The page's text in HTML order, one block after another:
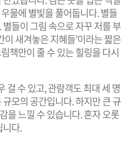
물에 별빛을 풀어둡니다. 별들
들이 그림 속으로 자꾸 저를 부
이 새겨놓은 지혜들’이라는 짧은
책만이 줄 수 있는 힐링을 다시
걸 수 있고, 관람객도 최대 세 명
모의 공간입니다. 하지만 큰 규
을 느낄 수 있습니다. 혼자 오롯
니다.